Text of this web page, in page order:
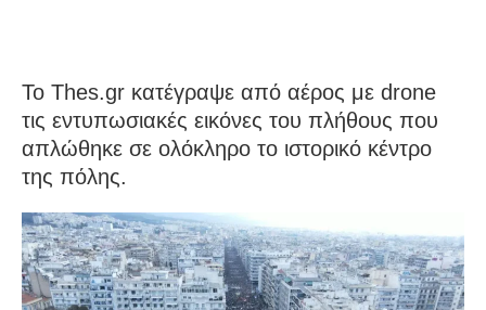
Το Thes.gr κατέγραψε από αέρος με drone
τις εντυπωσιακές εικόνες του πλήθους που
απλώθηκε σε ολόκληρο το ιστορικό κέντρο
της πόλης.